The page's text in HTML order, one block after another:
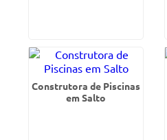
Construtora de Piscinas
em Salto